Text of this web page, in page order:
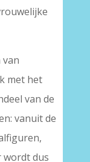
met het
van de
vanuit de
wordt dus